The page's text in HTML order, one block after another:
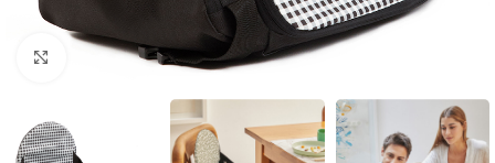
Click to enlarge